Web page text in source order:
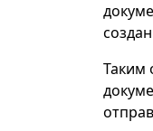
Таким